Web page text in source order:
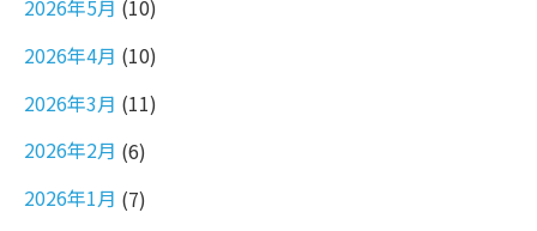
2026年5月 (10)
2026年4月 (10)
2026年3月 (11)
2026年2月 (6)
2026年1月 (7)